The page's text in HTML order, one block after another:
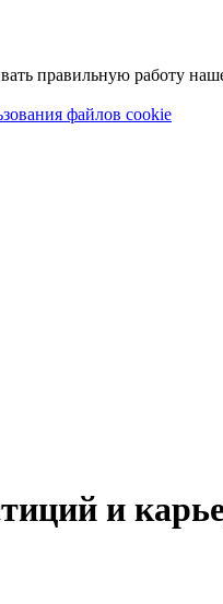
правильную работу
файлов cookie
и